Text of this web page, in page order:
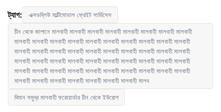
ট্যাগ: এক্সডব্লিউ মাল্টিমোডাল ফ্রেইট সার্ভিসেস
চীন থেকে জাপানে মালবাহী মালবাহী মালবাহী মালবাহী মালবাহী মালবাহী মালবাহী মালবাহী
মালবাহী মালবাহী মালবাহী মালবাহী মালবাহী মালবাহী মালবাহী মালবাহী মালবাহী মালবাহী
মালবাহী মালবাহী মালবাহী মালবাহী মালবাহী মালবাহী মালবাহী মালবাহী মালবাহী মালবাহী
মালবাহী মালবাহী মালবাহী মালবাহী মালবাহী মালবাহী মালবাহী মালবাহী মালবাহী মালবাহী
মালবাহী মালবাহী মালবাহী মালবাহী মালবাহী মালবাহী মালবাহী মালবাহী মালবাহী মালবাহী
মালবাহী মালবাহী মালবাহী মালবাহী মালবাহী মালবাহী মালবাহী মালব
বিমান সমুদ্র মালবাহী ফরোয়ার্ডার চীন থেকে ইউরোপ